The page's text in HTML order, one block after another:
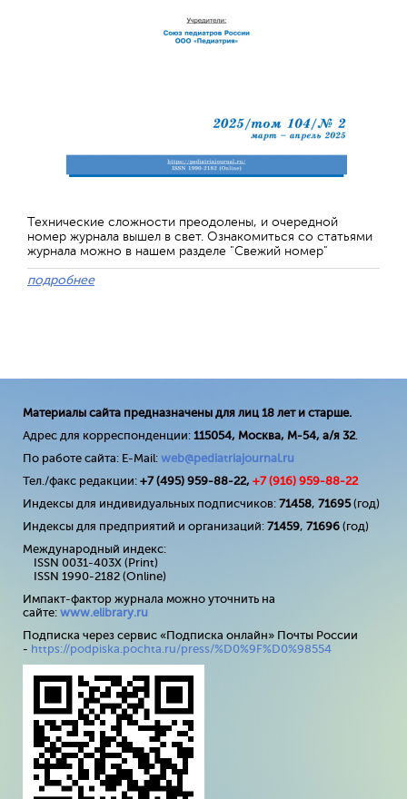
Технические сложности преодолены, и очередной
номер журнала вышел в свет. Ознакомиться со статьями
журнала можно в нашем разделе "Свежий номер"
подробнее
Материалы сайта предназначены для лиц 18 лет и старше.
Адрес для корреспонденции: 115054, Москва, М-54, а/я 32.
По работе сайта: E-Mail: web@pediatriajournal.ru
Тел./факс редакции: +7 (495) 959-88-22, +7 (916) 959-88-22
Индексы для индивидуальных подписчиков: 71458, 71695(год)
Индексы для предприятий и организаций: 71459, 71696 (год)
Международный индекс:
ISSN 0031-403X (Print)
ISSN 1990-2182 (Online)
Импакт-фактор журнала можно уточнить на
сайте: www.elibrary.ru
Подписка через сервис «Подписка онлайн» Почты России
- https://podpiska.pochta.ru/press/%D0%9F%D0%98554